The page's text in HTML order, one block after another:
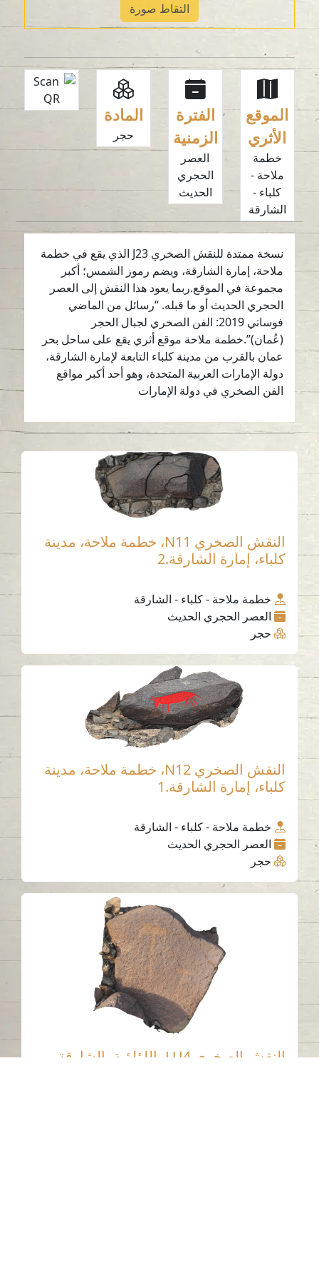
التقاط صورة
الموقع
الأثري
خطمة
ملاحة -
كلباء -
الشارقة
الفترة
الزمنية
العصر
الحجري
الحديث
المادة
حجر
نسخة ممتدة للنقش الصخري J23 الذي يقع في خطمة
ملاحة، إمارة الشارقة، ويضم رموز الشمس؛ أكبر
مجموعة في الموقع.ربما يعود هذا النقش إلى العصر
الحجري الحديث أو ما قبله. “رسائل من الماضي
فوساتي 2019: الفن الصخري لجبال الحجر
(عُمان)”.خطمة ملاحة موقع أثري يقع على ساحل بحر
عمان بالقرب من مدينة كلباء التابعة لإمارة الشارقة،
دولة الإمارات العربية المتحدة، وهو أحد أكبر مواقع
الفن الصخري في دولة الإمارات
النقش الصخري N11، خطمة ملاحة، مدينة
كلباء، إمارة الشارقة.2
خطمة ملاحة - كلباء - الشارقة
العصر الحجري الحديث
حجر
النقش الصخري N12، خطمة ملاحة، مدينة
كلباء، إمارة الشارقة.1
خطمة ملاحة - كلباء - الشارقة
العصر الحجري الحديث
حجر
النقش الصخري LU4، اللؤلؤية، الشارقة